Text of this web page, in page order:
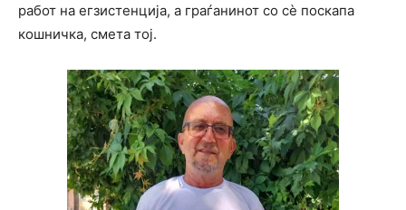
работ на егзистенција, а граѓанинот со сè поскапа
кошничка, смета тој.